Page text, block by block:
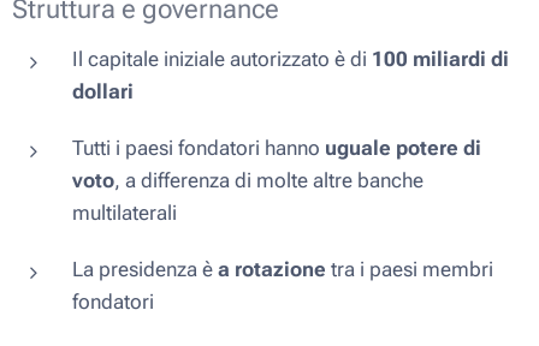
Struttura e governance
Il capitale iniziale autorizzato è di 100 miliardi di
dollari
Tutti i paesi fondatori hanno uguale potere di
voto, a differenza di molte altre banche
multilaterali
La presidenza è a rotazione tra i paesi membri
fondatori